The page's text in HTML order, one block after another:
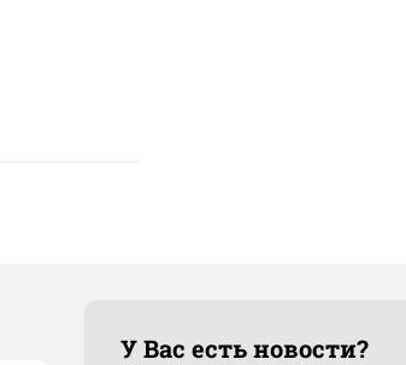
У Вас есть новости?